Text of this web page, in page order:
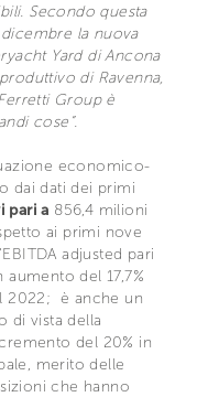
Secondo questa
la nuova
Yard di Ancona
di Ravenna,
Group è
cose”.
economico-
dai dati dei primi
pari a 856,4 milioni
ai primi nove
adjusted pari
del 17,7%
2022; è anche un
di vista della
del 20% in
merito delle
che hanno